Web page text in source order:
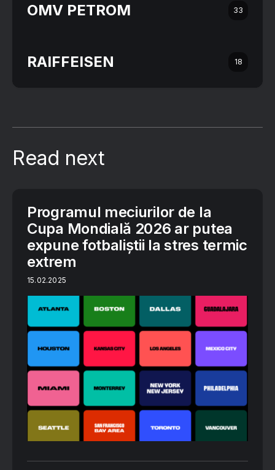
OMV PETROM 33
RAIFFEISEN 18
Read next
Programul meciurilor de la
Cupa Mondială 2026 ar putea
expune fotbaliștii la stres termic
extrem
15.02.2025